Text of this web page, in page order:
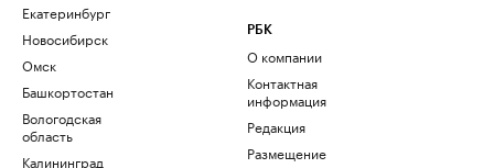
Екатеринбург
Новосибирск
Омск
Башкортостан
Вологодская
область
Калининград
РБК
О компании
Контактная
информация
Редакция
Размещение